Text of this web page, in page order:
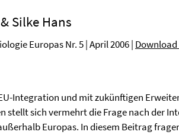
Silke Hans
Europas Nr. 5 | April 2006 | Download
Integration und mit zukünftigen
stellt sich vermehrt die Frage nach der
Europas. In diesem Beitrag